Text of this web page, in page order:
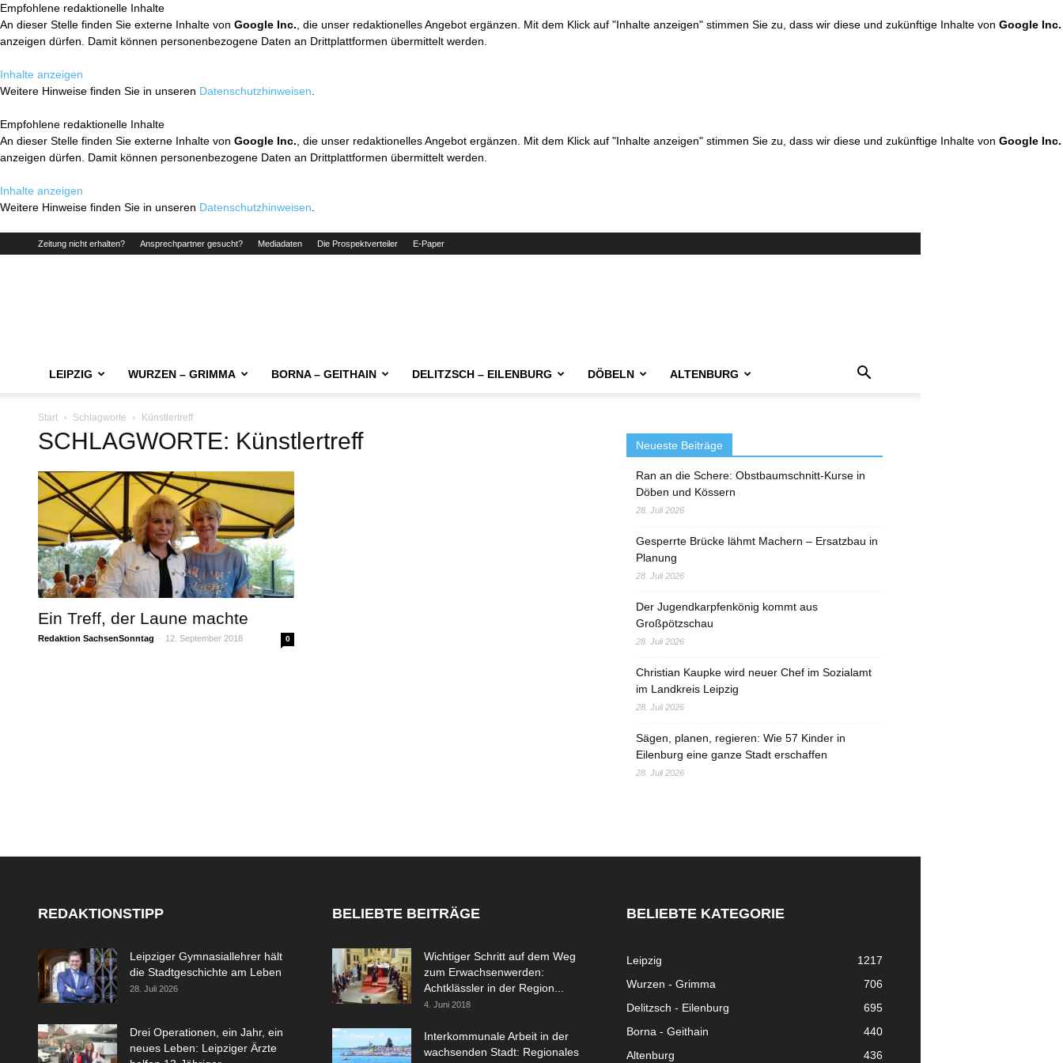
Empfohlene redaktionelle Inhalte
An dieser Stelle finden Sie externe Inhalte von Google Inc. , die unser redaktionelles Angebot ergänzen. Mit dem Klick auf "Inhalte anzeigen" stimmen Sie zu, dass wir diese und zukünftige Inhalte von Google Inc.
anzeigen dürfen. Damit können personenbezogene Daten an Drittplattformen übermittelt werden.
Inhalte anzeigen
Weitere Hinweise finden Sie in unseren Datenschutzhinweisen
Empfohlene redaktionelle Inhalte
An dieser Stelle finden Sie externe Inhalte von Google Inc. , die unser redaktionelles Angebot ergänzen. Mit dem Klick auf "Inhalte anzeigen" stimmen Sie zu, dass wir diese und zukünftige Inhalte von Google Inc.
anzeigen dürfen. Damit können personenbezogene Daten an Drittplattformen übermittelt werden.
Inhalte anzeigen
Weitere Hinweise finden Sie in unseren Datenschutzhinweisen
Zeitung nicht erhalten? Ansprechpartner gesucht? Mediadaten Die Prospektverteiler E-Paper
LEIPZIG WURZEN – GRIMMA BORNA – GEITHAIN DELITZSCH – EILENBURG DÖBELN ALTENBURG
Start Schlagworte Künstlertreff
SCHLAGWORTE: Künstlertreff
Ein Treff, der Laune machte
Redaktion SachsenSonntag - 12. September 2018 0
Neueste Beiträge
Ran an die Schere: Obstbaumschnitt-Kurse in
Döben und Kössern
28. Juli 2026
Gesperrte Brücke lähmt Machern – Ersatzbau in
Planung
28. Juli 2026
Der Jugendkarpfenkönig kommt aus
Großpötzschau
28. Juli 2026
Christian Kaupke wird neuer Chef im Sozialamt
im Landkreis Leipzig
28. Juli 2026
Sägen, planen, regieren: Wie 57 Kinder in
Eilenburg eine ganze Stadt erschaffen
28. Juli 2026
REDAKTIONSTIPP
Leipziger Gymnasiallehrer hält
die Stadtgeschichte am Leben
28. Juli 2026
Drei Operationen, ein Jahr, ein
neues Leben: Leipziger Ärzte
BELIEBTE BEITRÄGE
Wichtiger Schritt auf dem Weg
zum Erwachsenwerden:
Achtklässler in der Region...
4. Juni 2018
Interkommunale Arbeit in der
wachsenden Stadt: Regionales
BELIEBTE KATEGORIE
Leipzig
1217
Wurzen - Grimma
706
Delitzsch - Eilenburg
695
Borna - Geithain
440
Altenburg
436